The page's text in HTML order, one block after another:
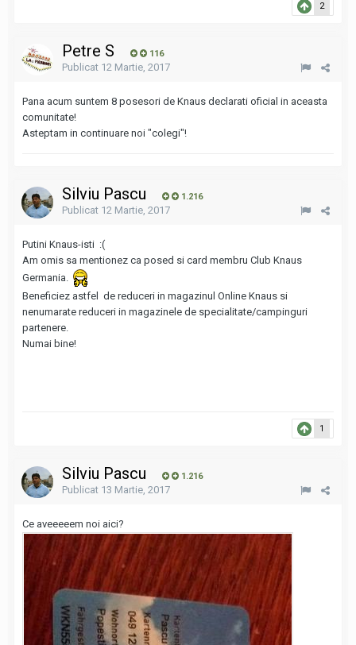
2
Petre S 116
Publicat 12 Martie, 2017
Pana acum suntem 8 posesori de Knaus declarati oficial in aceasta
comunitate!
Asteptam in continuare noi "colegi"!
Silviu Pascu 1.216
Publicat 12 Martie, 2017
Putini Knaus-isti :(
Am omis sa mentionez ca posed si card membru Club Knaus
Germania.
Beneficiez astfel de reduceri in magazinul Online Knaus si
nenumarate reduceri in magazinele de specialitate/campinguri
partenere.
Numai bine!
1
Silviu Pascu 1.216
Publicat 13 Martie, 2017
Ce aveeeeem noi aici?